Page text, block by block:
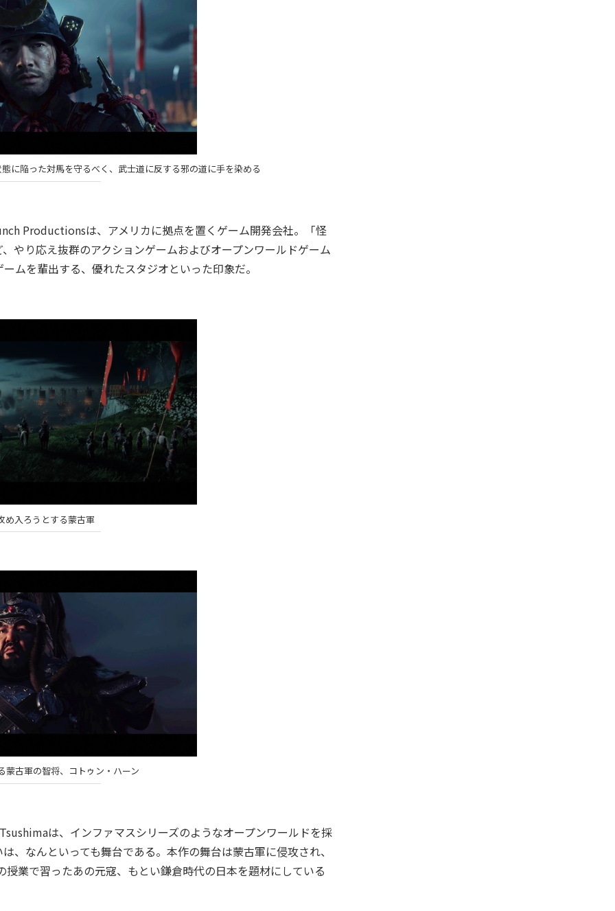
に陥った対馬を守るべく、武士道に反する邪の道に手を染める
Productionsは、アメリカに拠点を置くゲーム開発会社。「怪
やり応え抜群のアクションゲームおよびオープンワールドゲーム
ムを輩出する、優れたスタジオといった印象だ。
め入ろうとする蒙古軍
蒙古軍の智将、コトゥン・ハーン
は、インファマスシリーズのようなオープンワールドを採
、なんといっても舞台である。本作の舞台は蒙古軍に侵攻され、
業で習ったあの元寇、もとい鎌倉時代の日本を題材にしている